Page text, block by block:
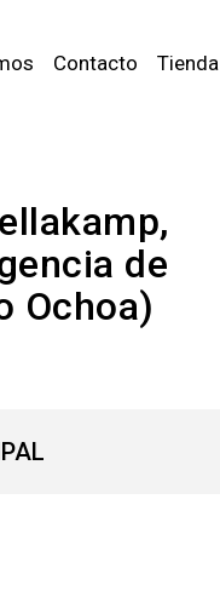
Contacto Tienda
de
Ochoa)